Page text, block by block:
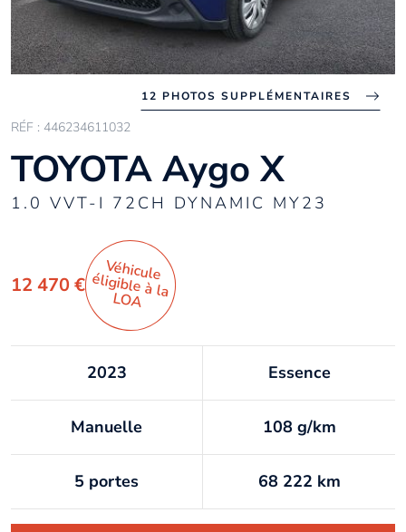
12 PHOTOS SUPPLÉMENTAIRES
RÉF : 446234611032
TOYOTA Aygo X
1.0 VVT-I 72CH DYNAMIC MY23
12 470 €
Véhicule
éligible à la
LO
A
2023 Essence
Manuelle 108 g/km
5 portes 68 222 km